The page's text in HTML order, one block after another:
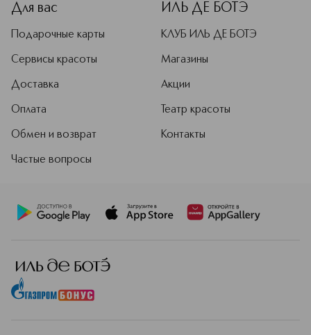
Для вас
Подарочные карты
Сервисы красоты
Доставка
Оплата
Обмен и возврат
Частые вопросы
ИЛЬ ДЕ БОТЭ
КЛУБ ИЛЬ ДЕ БОТЭ
Магазины
Акции
Театр красоты
Контакты